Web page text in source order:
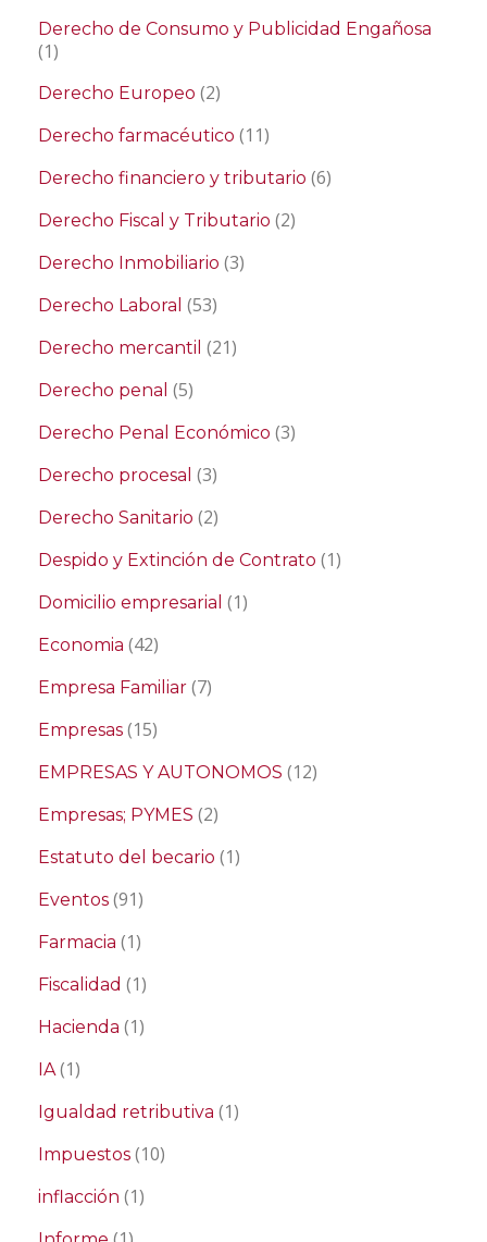
Derecho de Consumo y Publicidad Engañosa
(1)
Derecho Europeo (2)
Derecho farmacéutico (11)
Derecho financiero y tributario (6)
Derecho Fiscal y Tributario (2)
Derecho Inmobiliario (3)
Derecho Laboral (53)
Derecho mercantil (21)
Derecho penal (5)
Derecho Penal Económico (3)
Derecho procesal (3)
Derecho Sanitario (2)
Despido y Extinción de Contrato (1)
Domicilio empresarial (1)
Economia (42)
Empresa Familiar (7)
Empresas (15)
EMPRESAS Y AUTONOMOS (12)
Empresas; PYMES (2)
Estatuto del becario (1)
Eventos (91)
Farmacia (1)
Fiscalidad (1)
Hacienda (1)
IA(1)
Igualdad retributiva (1)
Impuestos (10)
inflacción (1)